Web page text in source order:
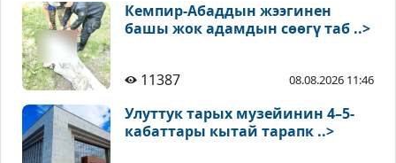
Кемпир-Абаддын жээгинен
башы жок адамдын сөөгү таб ..>
11387 08.08.2026 11:46
Улуттук тарых музейинин 4–5-
кабаттары кытай тарапк ..>